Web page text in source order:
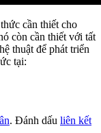
cần thiết cho
còn cần thiết với tất
thuật để phát triển
tại:
. Đánh dấu liên kết